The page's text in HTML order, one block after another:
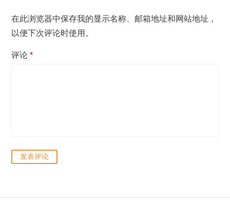
在此浏览器中保存我的显示名称、邮箱地址和网站地址，
以便下次评论时使用。
评论*